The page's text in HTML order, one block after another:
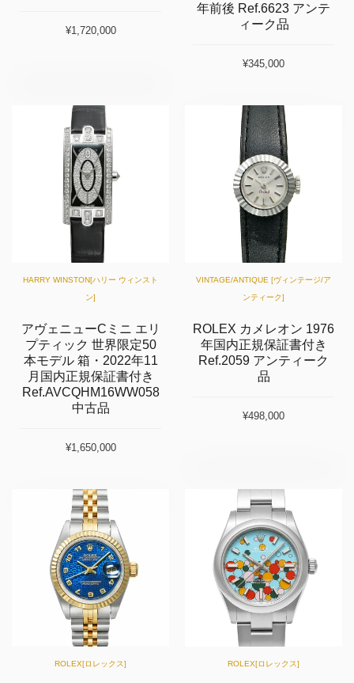
¥1,720,000
年前後 Ref.6623 アンテ
ィーク品
¥345,000
HARRY WINSTON[ハリー ウィンスト
ン]
アヴェニューCミニ エリ
プティック 世界限定50
本モデル 箱・2022年11
月国内正規保証書付き
Ref.AVCQHM16WW058
中古品
¥1,650,000
VINTAGE/ANTIQUE [ヴィンテージ/ア
ンティーク]
ROLEX カメレオン 1976
年国内正規保証書付き
Ref.2059 アンティーク
品
¥498,000
ROLEX[ロレックス] ROLEX[ロレックス]